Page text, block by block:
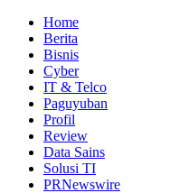
Home
Berita
Bisnis
Cyber
IT & Telco
Paguyuban
Profil
Review
Data Sains
Solusi TI
PRNewswire